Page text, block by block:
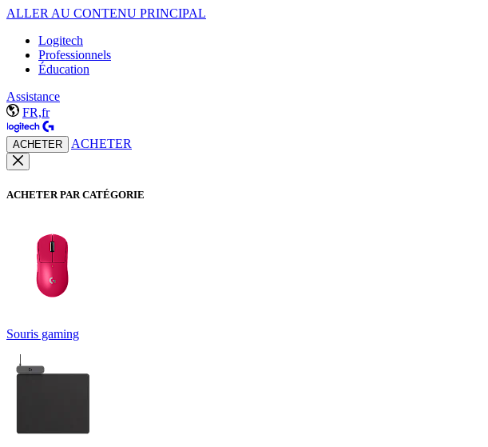
ALLER AU CONTENU PRINCIPAL
Logitech
Professionnels
Éducation
Assistance
FR,fr
ACHETER ACHETER
ACHETER PAR CATÉGORIE
Souris gaming